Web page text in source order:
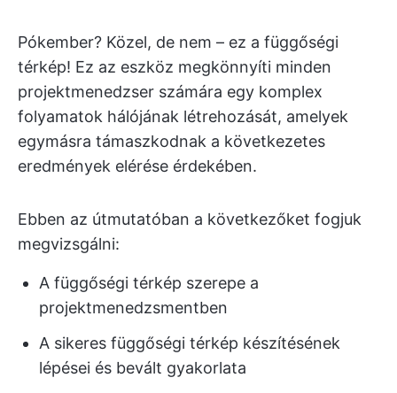
Pókember? Közel, de nem – ez a függőségi
térkép! Ez az eszköz megkönnyíti minden
projektmenedzser számára egy komplex
folyamatok hálójának létrehozását, amelyek
egymásra támaszkodnak a következetes
eredmények elérése érdekében.
Ebben az útmutatóban a következőket fogjuk
megvizsgálni:
A függőségi térkép szerepe a
projektmenedzsmentben
A sikeres függőségi térkép készítésének
lépései és bevált gyakorlata